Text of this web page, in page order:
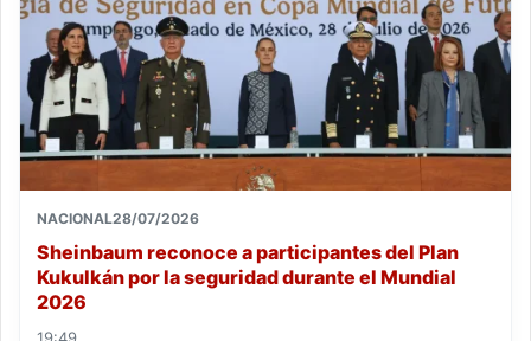
NACIONAL28/07/2026
Sheinbaum reconoce a participantes del Plan
Kukulkán por la seguridad durante el Mundial
2026